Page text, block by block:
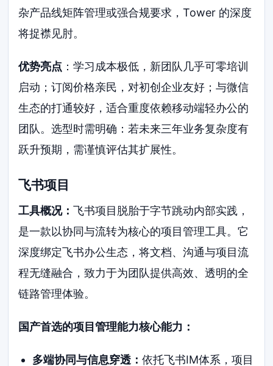
杂产品线矩阵管理或强合规要求，Tower 的深度
将捉襟见肘。
优势亮点 ：学习成本极低，新团队几乎可零培训
启动；订阅价格亲民，对初创企业友好；与微信
生态的打通较好，适合重度依赖移动端轻办公的
团队。选型时需明确：若未来三年业务复杂度有
跃升预期，需谨慎评估其扩展性。
飞书项目
工具概况：飞书项目脱胎于字节跳动内部实践，
是一款以协同与流转为核心的项目管理工具。它
深度绑定飞书办公生态，将文档、沟通与项目流
程无缝融合，致力于为团队提供高效、透明的全
链路管理体验。
国产首选的项目管理能力核心能力：
多端协同与信息穿透： 依托飞书IM体系，项目